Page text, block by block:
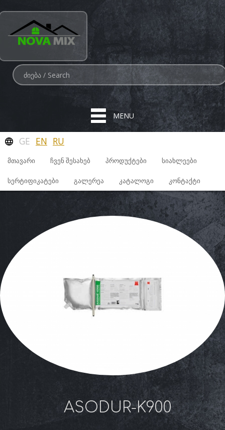
MENU
GE EN RU
ᲛᲗᲐᲕᲐᲠᲘ ᲩᲕᲔᲜ ᲨᲔᲡᲐᲮᲔᲑ ᲞᲠᲝᲓᲣᲥᲢᲔᲑᲘ ᲡᲘᲐᲮᲚᲔᲔᲑᲘ
ᲡᲔᲠᲢᲘᲤᲘᲙᲐᲢᲔᲑᲘ ᲒᲐᲚᲔᲠᲔᲐ ᲙᲐᲢᲐᲚᲝᲒᲘ ᲙᲝᲜᲢᲐᲥᲢᲘ
ASODUR-K900